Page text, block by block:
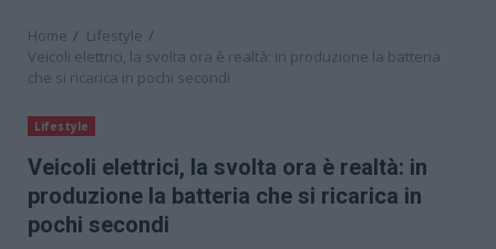
MENU
Home
Lifestyle
Veicoli elettrici, la svolta ora è realtà: in produzione la batteria
che si ricarica in pochi secondi
Lifestyle
Veicoli elettrici, la svolta ora è realtà: in
produzione la batteria che si ricarica in
pochi secondi